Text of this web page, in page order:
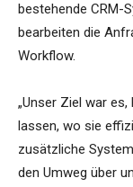
bestehende CRM-
bearbeiten die
Workflow.
„Unser Ziel war
lassen, wo sie
zusätzliche
den Umweg über